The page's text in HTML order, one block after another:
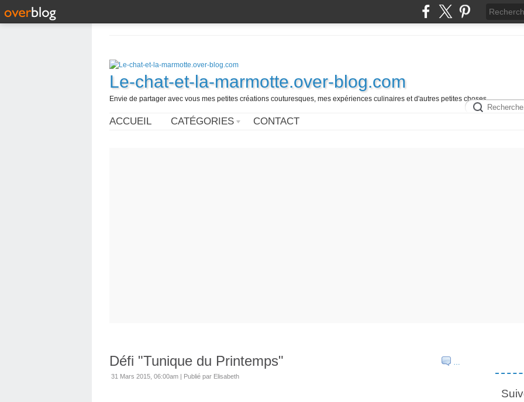
Le-chat-et-la-marmotte.over-blog.com
Envie de partager avec vous mes petites créations couturesques, mes expériences culinaires et d'autres petites choses.............
ACCUEIL CATÉGORIES CONTACT
…
Défi "Tunique du Printemps"
31 Mars 2015, 06:00am | Publié par Elisabeth